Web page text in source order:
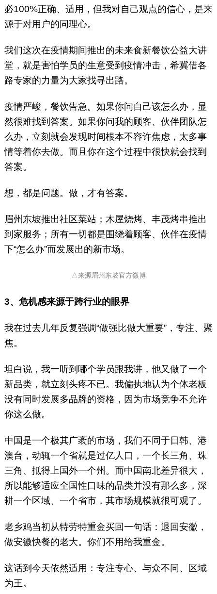
必100%正确、适用，但我对自己观点的信心，是来
源于对用户的同理心。
我们这次在疫情期间推出的未来食新餐饮公益大讲
堂，就是害怕学员的生意受到疫情冲击，希冀借各
路专家的力量为大家找寻出路。
疫情严峻，餐饮告急。如果你问自己该怎么办，显
然很难找到答案。如果你问我的顾客、伙伴团队怎
么办，立刻就会发现时间根本不容许焦虑，太多事
情等着你去做。而且你在这个过程中很快就会找到
答案。
想，都是问题。做，才有答案。
眉州东坡推出社区菜站；木屋烧烤、丰茂烤串推出
到家服务；所有一切都是围绕着顾客、伙伴在疫情
下“怎么办”而发展出的新市场。
△来源眉州东坡官方微博
3、危机感来源于跨行业的眼界
我在过去几年反复强调“做强比做大重要”，专注、聚
焦。
坦白说，我一听到哪个学员跟我讲，他又做了一个
新品类，就立刻头疼不已。我偏执地认为个体老板
没有同时发展多品牌的资格，因为市场竞争不允许
你这么做。
中国是一个极其广袤的市场，我们不同于日韩、港
澳台，动辄一个省就是过亿人口，一个长三角、珠
三角、抵得上国外一个州。而中国南北差异很大，
所以能够适应全国性口味的品类并没有那么多，深
耕一个区域、一个省市，其市场规模就很可观了。
老乡鸡当初从特劳特重金买回一句话：退回安徽，
做安徽快餐的老大。你们不用给我重金。
这话到今天依然适用：专注专心、与众不同、区域
为王。